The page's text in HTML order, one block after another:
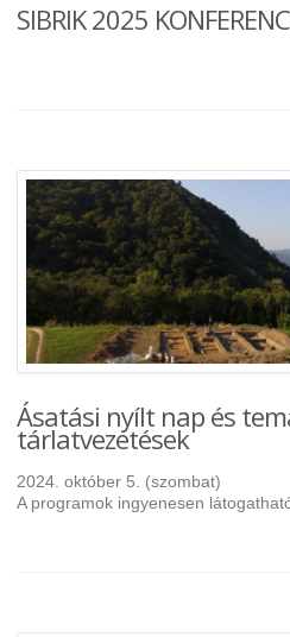
SIBRIK 2025
Ásatási nyílt nap és
tárlatvezetések
2024. október 5. (szombat)
A programok ingyenesen